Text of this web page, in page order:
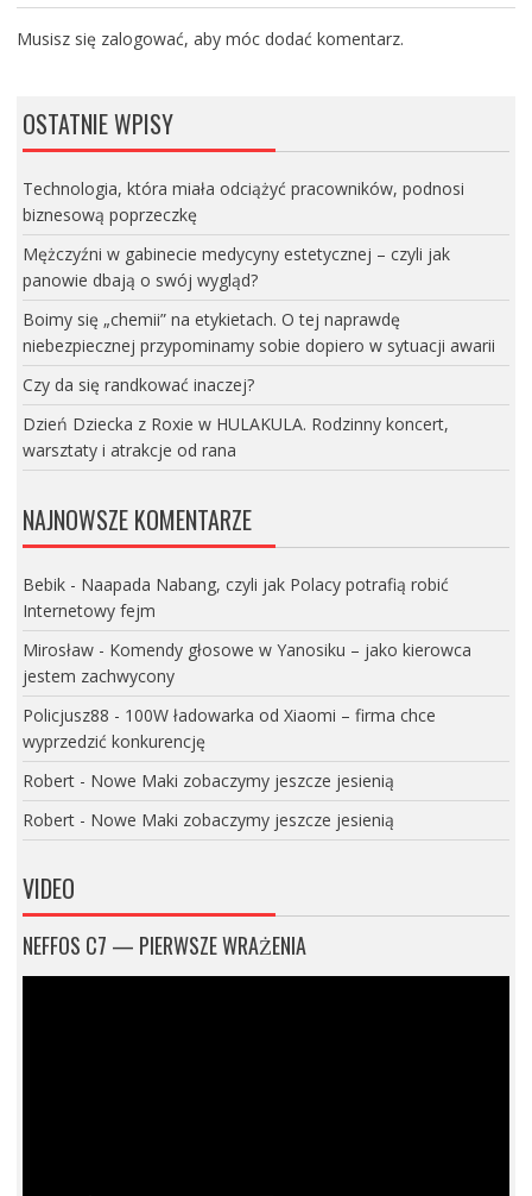
Musisz się zalogować, aby móc dodać komentarz.
OSTATNIE WPISY
Technologia, która miała odciążyć pracowników, podnosi
biznesową poprzeczkę
Mężczyźni w gabinecie medycyny estetycznej – czyli jak
panowie dbają o swój wygląd?
Boimy się „chemii” na etykietach. O tej naprawdę
niebezpiecznej przypominamy sobie dopiero w sytuacji awarii
Czy da się randkować inaczej?
Dzień Dziecka z Roxie w HULAKULA. Rodzinny koncert,
warsztaty i atrakcje od rana
NAJNOWSZE KOMENTARZE
Bebik- Naapada Nabang, czyli jak Polacy potrafią robić
Internetowy fejm
Mirosław- Komendy głosowe w Yanosiku – jako kierowca
jestem zachwycony
Policjusz88 - 100W ładowarka od Xiaomi – firma chce
wyprzedzić konkurencję
Robert- Nowe Maki zobaczymy jeszcze jesienią
Robert- Nowe Maki zobaczymy jeszcze jesienią
VIDEO
NEFFOS C7 — PIERWSZE WRAŻENIA